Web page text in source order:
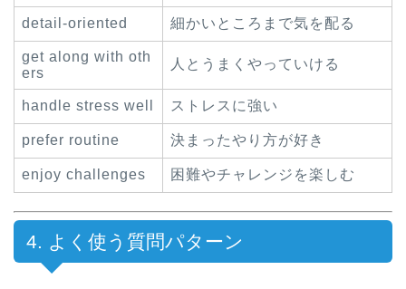
detail-oriented 細かいところまで気を配る
get along with oth
ers
人とうまくやっていける
handle stress well ストレスに強い
prefer routine 決まったやり方が好き
enjoy challenges 困難やチャレンジを楽しむ
4. よく使う質問パターン